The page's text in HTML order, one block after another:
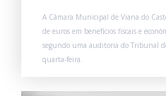
A Câmara Municipal de Viana do
de euros em benefícios fiscais e
segundo uma auditoria do Tribunal
quarta-feira.